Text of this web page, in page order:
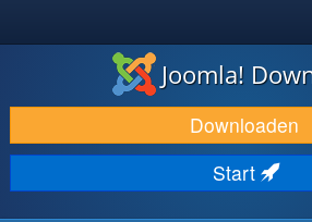
DOWNLOAD & BREID UIT
ONTDEK & LEER
COMMUNITY & ONDERSTEUNING
Joomla!
Downloaden
Start